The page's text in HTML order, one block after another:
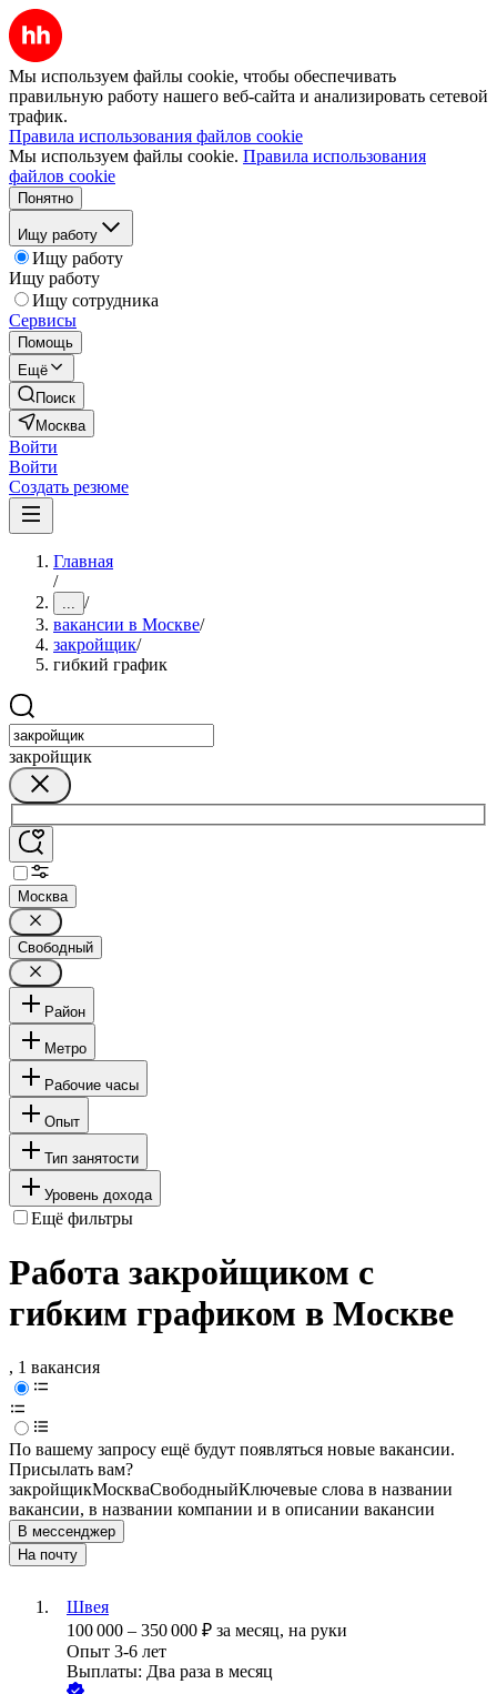
Мы используем файлы cookie, чтобы обеспечивать
правильную работу нашего веб-сайта и анализировать сетевой
трафик.
Правила использования файлов cookie
Мы используем файлы cookie. Правила использования
файлов cookie
Понятно
Ищу работу
Ищу работу
Ищу работу
Ищу сотрудника
Сервисы
Помощь
Ещё
Поиск
Москва
Войти
Войти
Создать резюме
Главная
/
... /
вакансии в Москве/
закройщик/
гибкий график
закройщик
Москва
Свободный
Район
Метро
Рабочие часы
Опыт
Тип занятости
Уровень дохода
Ещё фильтры
Работа закройщиком с
гибким графиком в Москве
, 1 вакансия
По вашему запросу ещё будут появляться новые вакансии.
Присылать вам?
закройщикМоскваСвободныйКлючевые слова в названии
вакансии, в названии компании и в описании вакансии
В мессенджер
На почту
Швея
100 000 – 350 000 ₽ за месяц, на руки
Опыт 3-6 лет
Выплаты: Два раза в месяц